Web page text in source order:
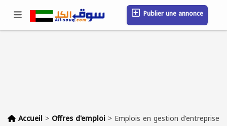
Publier une annonce
Se connecter / S'inscrire
Accueil > Offres d'emploi > Emplois en gestion d'entreprise